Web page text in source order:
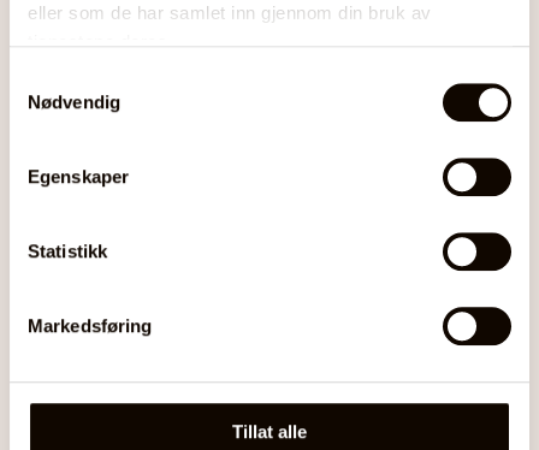
eller som de har samlet inn gjennom din bruk av
Nødvendig
Egenskaper
Statistikk
Markedsføring
Tillat alle
Lillehammer Frivilligsentral tilbyr
Innlandet
Alle aktiviteter
lek og friluftsliv